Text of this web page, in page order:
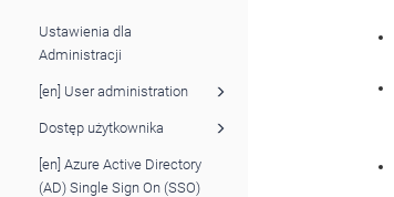
Ustawienia dla
Administracji
[en] User administration
Dostęp użytkownika
[en] Azure Active Directory
(AD) Single Sign On (SSO)